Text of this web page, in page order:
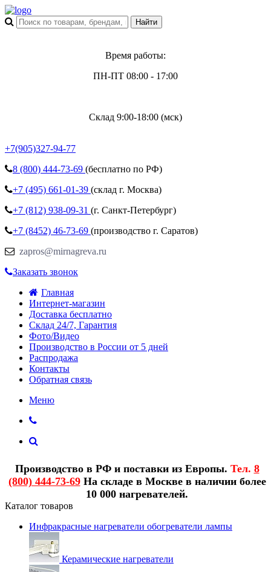
Время работы:
ПН-ПТ 08:00 - 17:00
Склад 9:00-18:00 (мск)
+7(905)327-94-77
8 (800) 444-73-69 (бесплатно по РФ)
+7 (495) 661-01-39 (склад г. Москва)
+7 (812) 938-09-31 (г. Санкт-Петербург)
+7 (8452) 46-73-69 (производство г. Саратов)
zapros@mirnagreva.ru
Заказать звонок
Главная
Интернет-магазин
Доставка бесплатно
Склад 24/7, Гарантия
Фото/Видео
Производство в России от 5 дней
Распродажа
Контакты
Обратная связь
Меню
Производство в РФ и поставки из Европы. Тел. 8
(800) 444-73-69На складе в Москве в наличии более
10 000 нагревателей.
Каталог товаров
Инфракрасные нагреватели обогреватели лампы
Керамические нагреватели